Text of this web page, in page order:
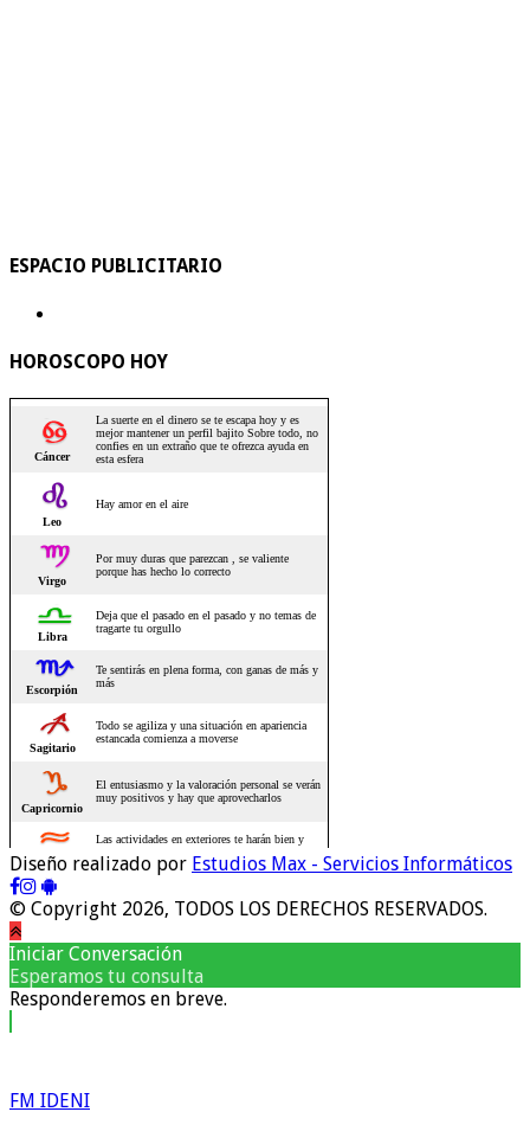
ESPACIO PUBLICITARIO
HOROSCOPO HOY
Diseño realizado por Estudios Max - Servicios Informáticos
© Copyright 2026, TODOS LOS DERECHOS RESERVADOS.
Iniciar Conversación
Esperamos tu consulta
Responderemos en breve.
FM IDENI